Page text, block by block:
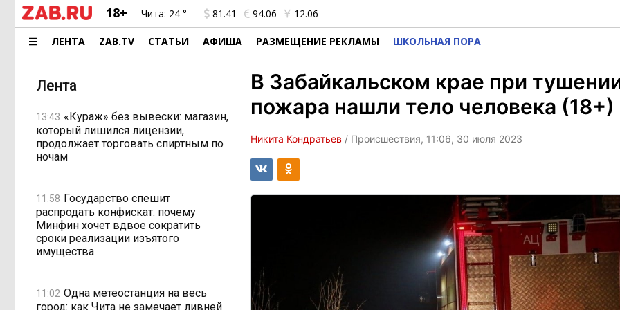
18+ Чита: 24 ° 81.41 94.06 12.06
ЛЕНТА ZAB.TV СТАТЬИ АФИША РАЗМЕЩЕНИЕ РЕКЛАМЫ ШКОЛЬНАЯ ПОРА
Лента
13:43 «Кураж» без вывески: магазин,
который лишился лицензии,
продолжает торговать спиртным по
ночам
11:58 Государство спешит
распродать конфискат: почему
Минфин хочет вдвое сократить
сроки реализации изъятого
имущества
11:02 Одна метеостанция на весь
город: как Чита не замечает ливней
В Забайкальском крае при
пожара нашли тело человека (18+)
Никита Кондратьев / Происшествия, 11:06, 30 июля 2023